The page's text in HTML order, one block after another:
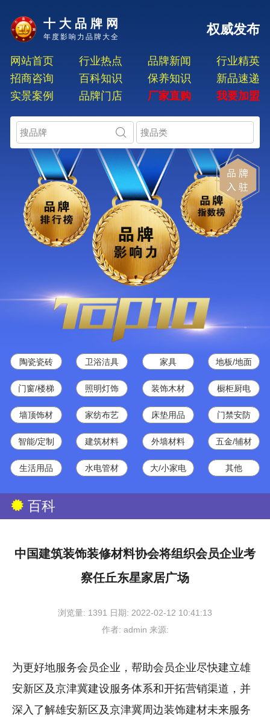
十大品牌网
年度影响力品牌大全
权威发布
网站首页 行业热点 品牌新闻
行业精英
招商咨询
百科知识 保养知识
新品速递
实景案例
品牌门店 厂家直购 我要加盟
陶瓷瓷砖 卫浴洁具 家具 地板/地面
门窗/楼梯 照明灯饰 装饰木材 橱柜厨电
墙顶饰材 家纺布艺 床垫用品 门禁安防
智能/定制 建筑材料 外墙材料 五金/辅材
生活用品 水电管材 大/小家电 其他
百科
中国建筑装饰装修材料协会将组织会员企业考
察任丘东星家居广场
浏览量: 1391 日期: 2022-02-12 10:41:13
作者: admin 来源:
为更好地服务会员企业，帮助会员企业尽快建立雄
安新区及京津冀建设服务体系和开拓营销渠道，并
深入了解雄安新区及京津冀周边装饰建材未来服务